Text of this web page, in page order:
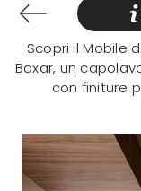
Scopri il Mobile
Baxar, un
con finiture